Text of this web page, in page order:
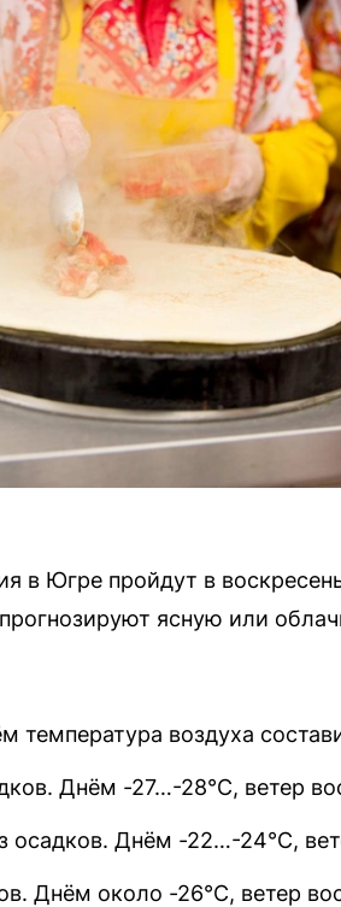
в Югре пройдут в
ясную или
температура воздуха
Днём -27…-28°C, ветер
осадков. Днём -22…-24°C,
Днём около -26°C, ветер